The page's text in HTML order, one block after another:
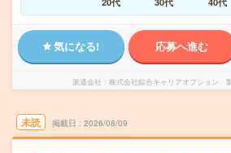
気になる! 応募へ進む
派遣会社 株式会社綜合キャリアオプション
未読 掲載日 2026/08/09